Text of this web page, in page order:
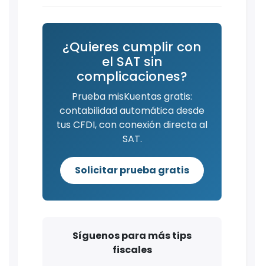
¿Quieres cumplir con
el SAT sin
complicaciones?
Prueba misKuentas gratis:
contabilidad automática desde
tus CFDI, con conexión directa al
SAT.
Solicitar prueba gratis
Síguenos para más tips
fiscales